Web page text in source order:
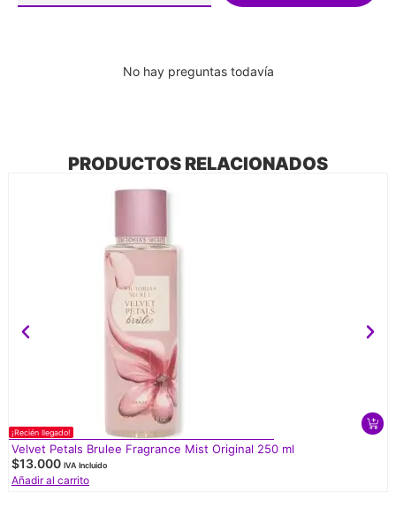
No hay preguntas todavía
PRODUCTOS RELACIONADOS
¡Recién llegado!
Velvet Petals Brulee Fragrance Mist Original 250 ml
$13.000 IVA Incluido
Añadir al carrito